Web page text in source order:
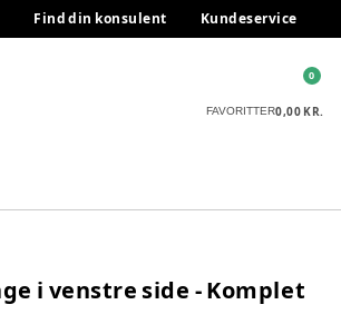
Find din konsulent Kundeservice
FAVORITTER0,00 KR.
0
i venstre side - Komplet